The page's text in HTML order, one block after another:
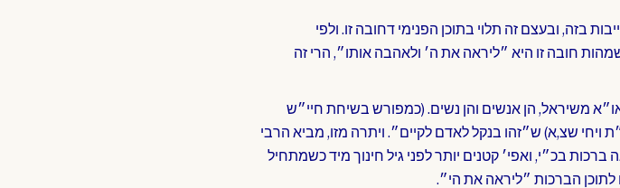
בזה, ובעצם זה תלוי בתוכן הפנימי דחובה זו. ולפי
חובה זו היא ״ליראה את ה׳ ולאהבה אותו״, הרי זה
משיראל, הן אנשים והן נשים. (כמפורש בשיחת חיי״ש
שצ,א) ש״זהו בנקל לאדם לקיים״. ויתרה מזו, מביא הרבי
בכ״י, ואפי׳ קטנים יותר לפני גיל חינוך מיד כשמתחיל
הברכות ״ליראה את הי״.